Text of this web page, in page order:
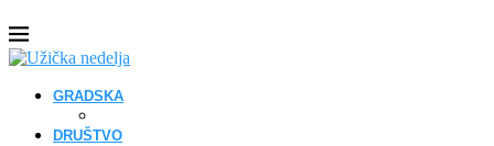
GRADSKA
DRUŠTVO